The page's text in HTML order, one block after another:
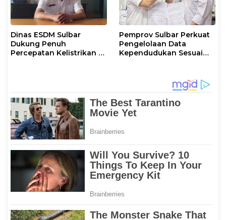
Dinas ESDM Sulbar
Dukung Penuh
Percepatan Kelistrikan di
Pemprov Sulbar Perkuat
Pengelolaan Data
Kependudukan Sesuai